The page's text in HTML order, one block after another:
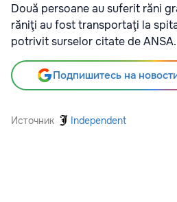
Două persoane au suferit răni
răniţi au fost transportaţi la
potrivit surselor citate de ANSA.
Подпишитесь на
Источник Independent